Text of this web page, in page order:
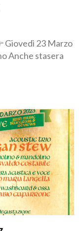
Giovedì 23 Marzo
Anche stasera